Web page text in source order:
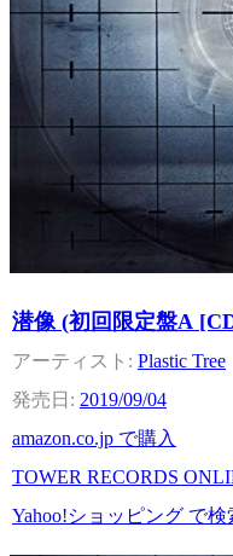
潜像 (初回限定盤A
Plastic Tree
2019/09/04
amazon.co.jp で購入
TOWER RECORDS
Yahoo!ショッピング で検